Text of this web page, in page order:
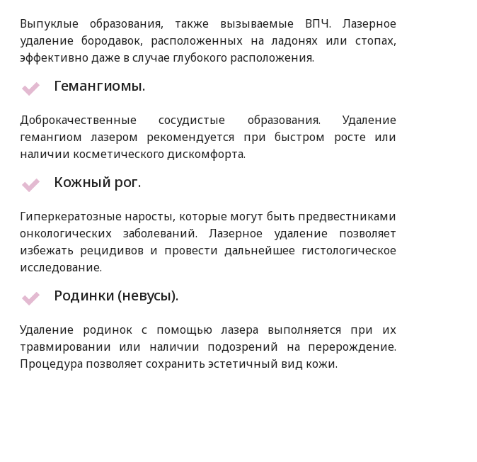
Выпуклые образования, также вызываемые ВПЧ. Лазерное
удаление бородавок, расположенных на ладонях или стопах,
эффективно даже в случае глубокого расположения.
Гемангиомы.
Доброкачественные сосудистые образования. Удаление
гемангиом лазером рекомендуется при быстром росте или
наличии косметического дискомфорта.
Кожный рог.
Гиперкератозные наросты, которые могут быть предвестниками
онкологических заболеваний. Лазерное удаление позволяет
избежать рецидивов и провести дальнейшее гистологическое
исследование.
Родинки (невусы).
Удаление родинок с помощью лазера выполняется при их
травмировании или наличии подозрений на перерождение.
Процедура позволяет сохранить эстетичный вид кожи.